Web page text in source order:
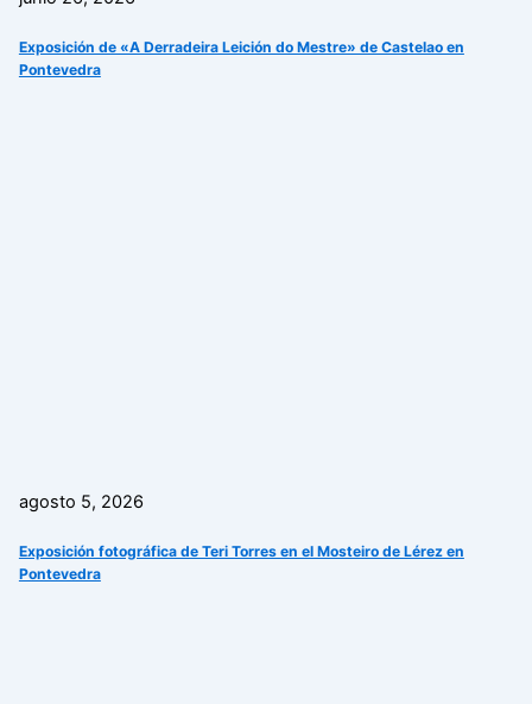
Exposición de «A Derradeira Leición do Mestre» de Castelao en
Pontevedra
agosto 5, 2026
Exposición fotográfica de Teri Torres en el Mosteiro de Lérez en
Pontevedra